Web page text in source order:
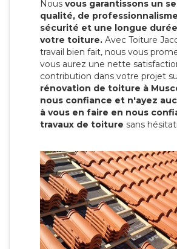
Nous vous garantissons un
qualité, de
sécurité et une longue
votre toiture. Avec Toiture
travail bien fait, nous vous
vous aurez une nette
contribution dans votre projet
rénovation de toiture à
nous confiance et n'ayez
à vous en faire en nous
travaux de toiture sans